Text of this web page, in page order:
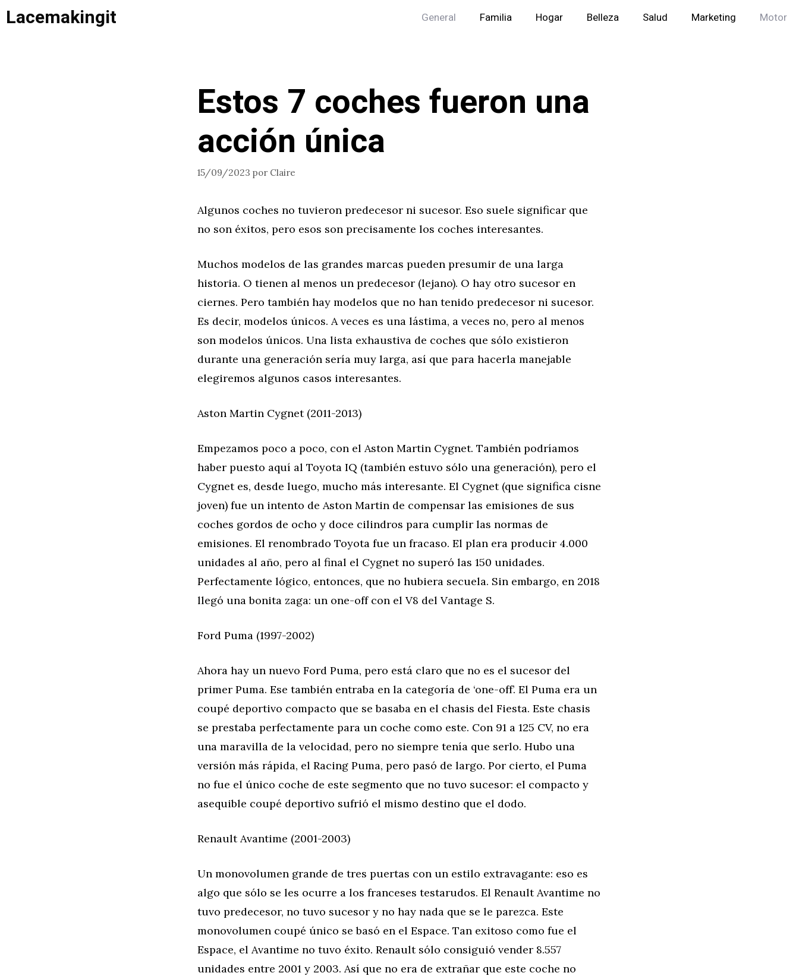
Saltar
alLacemakingit General Familia Hogar Belleza Salud Marketing Motor
Estos 7 coches fueron una
acción única
15/09/2023 por Claire
Algunos coches no tuvieron predecesor ni sucesor. Eso suele significar que
no son éxitos, pero esos son precisamente los coches interesantes.
Muchos modelos de las grandes marcas pueden presumir de una larga
historia. O tienen al menos un predecesor (lejano). O hay otro sucesor en
ciernes. Pero también hay modelos que no han tenido predecesor ni sucesor.
Es decir, modelos únicos. A veces es una lástima, a veces no, pero al menos
son modelos únicos. Una lista exhaustiva de coches que sólo existieron
durante una generación sería muy larga, así que para hacerla manejable
elegiremos algunos casos interesantes.
Aston Martin Cygnet (2011-2013)
Empezamos poco a poco, con el Aston Martin Cygnet. También podríamos
haber puesto aquí al Toyota IQ (también estuvo sólo una generación), pero el
Cygnet es, desde luego, mucho más interesante. El Cygnet (que significa cisne
joven) fue un intento de Aston Martin de compensar las emisiones de sus
coches gordos de ocho y doce cilindros para cumplir las normas de
emisiones. El renombrado Toyota fue un fracaso. El plan era producir 4.000
unidades al año, pero al final el Cygnet no superó las 150 unidades.
Perfectamente lógico, entonces, que no hubiera secuela. Sin embargo, en 2018
llegó una bonita zaga: un one-off con el V8 del Vantage S.
Ford Puma (1997-2002)
Ahora hay un nuevo Ford Puma, pero está claro que no es el sucesor del
primer Puma. Ese también entraba en la categoría de ‘one-off’. El Puma era un
coupé deportivo compacto que se basaba en el chasis del Fiesta. Este chasis
se prestaba perfectamente para un coche como este. Con 91 a 125 CV, no era
una maravilla de la velocidad, pero no siempre tenía que serlo. Hubo una
versión más rápida, el Racing Puma, pero pasó de largo. Por cierto, el Puma
no fue el único coche de este segmento que no tuvo sucesor: el compacto y
asequible coupé deportivo sufrió el mismo destino que el dodo.
Renault Avantime (2001-2003)
Un monovolumen grande de tres puertas con un estilo extravagante: eso es
algo que sólo se les ocurre a los franceses testarudos. El Renault Avantime no
tuvo predecesor, no tuvo sucesor y no hay nada que se le parezca. Este
monovolumen coupé único se basó en el Espace. Tan exitoso como fue el
Espace, el Avantime no tuvo éxito. Renault sólo consiguió vender 8.557
unidades entre 2001 y 2003. Así que no era de extrañar que este coche no